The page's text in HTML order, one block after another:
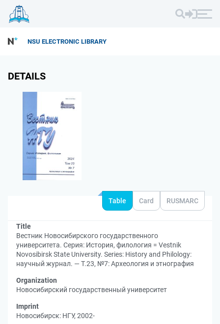
NSU ELECTRONIC LIBRARY
DETAILS
Table Card RUSMARC
Title
Вестник Новосибирского государственного
университета. Серия: История, филология = Vestnik
Novosibirsk State University. Series: History and Philology:
научный журнал. — Т.23, №7: Археология и этнография
Organization
Новосибирский государственный университет
Imprint
Новосибирск: НГУ, 2002-